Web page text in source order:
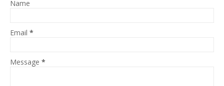
Name
Email *
Message *